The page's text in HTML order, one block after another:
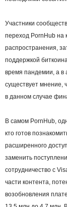
Участники
переход PornHub на
распространения,
поддержкой
время пандемии, а в
существует мнение,
в данном случае
В самом PornHub,
кто готов
расширенного
заменить
сотрудничество с
части контента,
возобновления